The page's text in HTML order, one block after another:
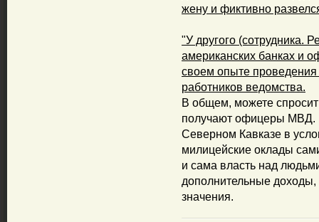
жену и фиктивно
"У другого (сотрудника.
американских банках и
своем опыте проведения
работников ведомства.
В общем, можете
получают офицеры МВД.
Северном Кавказе в
милицейские оклады
и сама власть над
дополнительные
значения.